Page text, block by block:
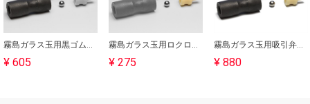
霧島ガラス玉用黒ゴム弁（ゴムのみ）｜バンキーにも使用可能｜吸灸
¥ 605
霧島ガラス玉用ロクロ｜バンキーにも使用可能｜吸灸
¥ 275
霧島ガラス玉用吸引弁セット｜バンキーにも使用可能｜吸灸
¥ 880